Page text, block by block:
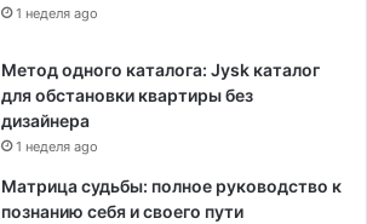
1 неделя ago
Метод одного каталога: Jysk каталог
для обстановки квартиры без
дизайнера
1 неделя ago
Матрица судьбы: полное руководство к
познанию себя и своего пути